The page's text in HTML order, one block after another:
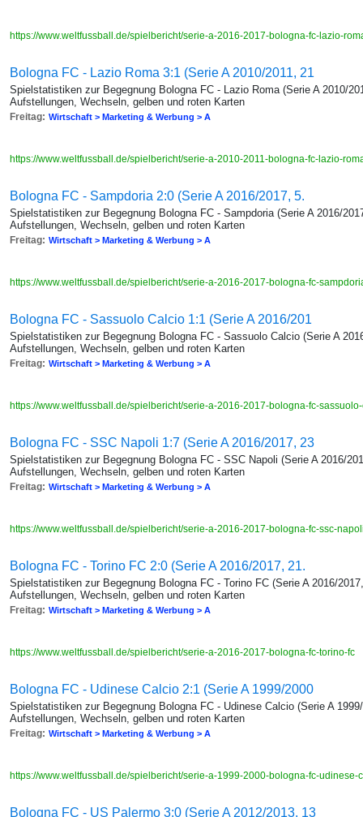
https://www.weltfussball.de/spielbericht/serie-a-2016-2017-bologna-fc-lazio-
Bologna FC - Lazio Roma 3:1 (Serie A 2010/2011, 21
Spielstatistiken zur Begegnung Bologna FC - Lazio Roma (Serie A 2010/
Aufstellungen, Wechseln, gelben und roten Karten
Freitag: Wirtschaft > Marketing & Werbung > A
https://www.weltfussball.de/spielbericht/serie-a-2010-2011-bologna-fc-lazio-
Bologna FC - Sampdoria 2:0 (Serie A 2016/2017, 5.
Spielstatistiken zur Begegnung Bologna FC - Sampdoria (Serie A 2016/
Aufstellungen, Wechseln, gelben und roten Karten
Freitag: Wirtschaft > Marketing & Werbung > A
https://www.weltfussball.de/spielbericht/serie-a-2016-2017-bologna-fc-
Bologna FC - Sassuolo Calcio 1:1 (Serie A 2016/201
Spielstatistiken zur Begegnung Bologna FC - Sassuolo Calcio (Serie A
Aufstellungen, Wechseln, gelben und roten Karten
Freitag: Wirtschaft > Marketing & Werbung > A
https://www.weltfussball.de/spielbericht/serie-a-2016-2017-bologna-fc-
Bologna FC - SSC Napoli 1:7 (Serie A 2016/2017, 23
Spielstatistiken zur Begegnung Bologna FC - SSC Napoli (Serie A 2016/
Aufstellungen, Wechseln, gelben und roten Karten
Freitag: Wirtschaft > Marketing & Werbung > A
https://www.weltfussball.de/spielbericht/serie-a-2016-2017-bologna-fc-ssc-
Bologna FC - Torino FC 2:0 (Serie A 2016/2017, 21.
Spielstatistiken zur Begegnung Bologna FC - Torino FC (Serie A 2016/
Aufstellungen, Wechseln, gelben und roten Karten
Freitag: Wirtschaft > Marketing & Werbung > A
https://www.weltfussball.de/spielbericht/serie-a-2016-2017-bologna-fc-torino-fc
Bologna FC - Udinese Calcio 2:1 (Serie A 1999/2000
Spielstatistiken zur Begegnung Bologna FC - Udinese Calcio (Serie A
Aufstellungen, Wechseln, gelben und roten Karten
Freitag: Wirtschaft > Marketing & Werbung > A
https://www.weltfussball.de/spielbericht/serie-a-1999-2000-bologna-fc-udinese-
Bologna FC - US Palermo 3:0 (Serie A 2012/2013, 13